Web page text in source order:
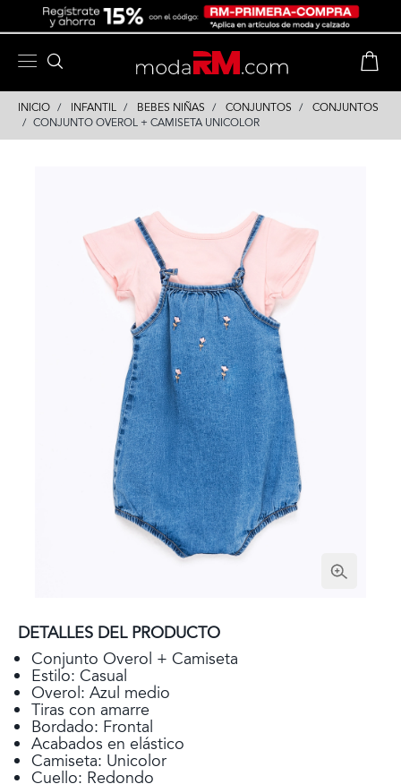
INICIO INFANTIL BEBES NIÑAS CONJUNTOS
CONJUNTOS
CONJUNTO OVEROL + CAMISETA UNICOLOR
DETALLES DEL PRODUCTO
Conjunto Overol + Camiseta
Estilo: Casual
Overol: Azul medio
Tiras con amarre
Bordado: Frontal
Acabados en elástico
Camiseta: Unicolor
Cuello: Redondo